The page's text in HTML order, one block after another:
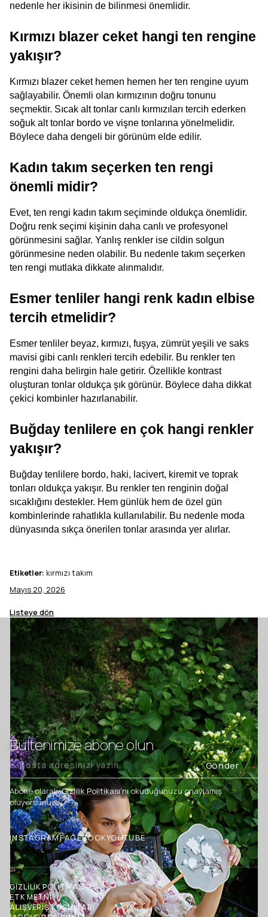
nedenle her ikisinin de bilinmesi önemlidir.
Kırmızı blazer ceket hangi ten rengine
yakışır?
Kırmızı blazer ceket hemen hemen her ten rengine uyum
sağlayabilir. Önemli olan kırmızının doğru tonunu
seçmektir. Sıcak alt tonlar canlı kırmızıları tercih ederken
soğuk alt tonlar bordo ve vişne tonlarına yönelmelidir.
Böylece daha dengeli bir görünüm elde edilir.
Kadın takım seçerken ten rengi
önemli midir?
Evet, ten rengi kadın takım seçiminde oldukça önemlidir.
Doğru renk seçimi kişinin daha canlı ve profesyonel
görünmesini sağlar. Yanlış renkler ise cildin solgun
görünmesine neden olabilir. Bu nedenle takım seçerken
ten rengi mutlaka dikkate alınmalıdır.
Esmer tenliler hangi renk kadın elbise
tercih etmelidir?
Esmer tenliler beyaz, kırmızı, fuşya, zümrüt yeşili ve saks
mavisi gibi canlı renkleri tercih edebilir. Bu renkler ten
rengini daha belirgin hale getirir. Özellikle kontrast
oluşturan tonlar oldukça şık görünür. Böylece daha dikkat
çekici kombinler hazırlanabilir.
Buğday tenlilere en çok hangi renkler
yakışır?
Buğday tenlilere bordo, haki, lacivert, kiremit ve toprak
tonları oldukça yakışır. Bu renkler ten renginin doğal
sıcaklığını destekler. Hem günlük hem de özel gün
kombinlerinde rahatlıkla kullanılabilir. Bu nedenle moda
dünyasında sıkça önerilen tonlar arasında yer alırlar.
Etiketler: kırmızı takım
Mayıs 20, 2026
Listeye dön
Bültenimize abone olun
Gönder
Abone olarak,Gizlilik Politikası’nıokuduğunuzu onaylamış
oluyorsunuz.
INSTAGRAMFACEBOOKYOUTUBE
GİZLİLİK POLİTİKASI
ETK METNİ
ALIŞVERİŞ KOŞULLARI